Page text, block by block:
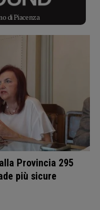
di Piacenza
Provincia 295
più sicure